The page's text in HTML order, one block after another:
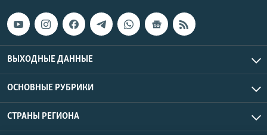
ВЫХОДНЫЕ ДАННЫЕ
ОСНОВНЫЕ РУБРИКИ
СТРАНЫ РЕГИОНА